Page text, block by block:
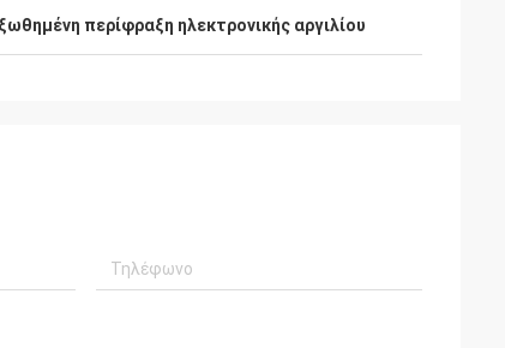
περίφραξη ηλεκτρονικής αργιλίου